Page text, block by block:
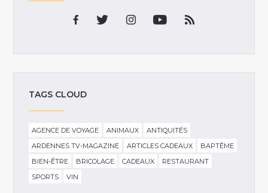
TAGS CLOUD
AGENCE DE VOYAGE ANIMAUX
ANTIQUITÉS
ARDENNES TV-MAGAZINE
ARTICLES CADEAUX
BAPTÊME
BIEN-ÊTRE
BRICOLAGE CADEAUX
RESTAURANT
SPORTS
VIN